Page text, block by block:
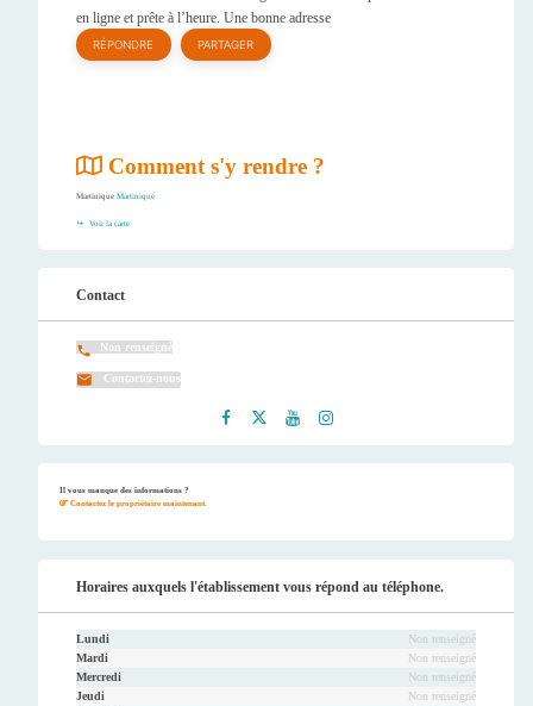
en ligne et prête à l’heure. Une bonne adresse
RÉPONDRE PARTAGER
Comment s'y rendre ?
Martinique Martinique
Voir la carte
Contact
Non renseigné
Contactez-nous
Il vous manque des informations ?
Contactez le propriétaire maintenant.
Horaires auxquels l'établissement vous répond au téléphone.
Lundi
Non renseigné
Mardi
Non renseigné
Mercredi
Non renseigné
Jeudi
Non renseigné